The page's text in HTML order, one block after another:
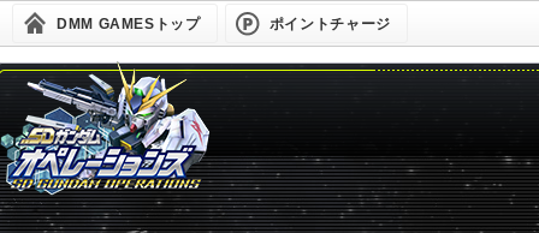
DMM GAMESトップ ポイントチャージ